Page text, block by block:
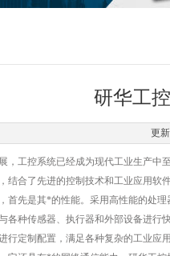
研华工
更
工控系统已经成为现代工业生产中
结合了先进的控制技术和工业应用软
首先是其*的性能。采用高性能的处
各种传感器、执行器和外部设备进
行定制配置，满足各种复杂的工业应用